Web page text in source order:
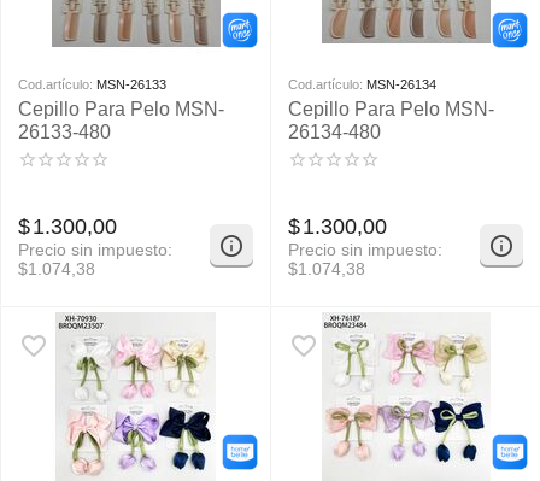
Cod.artículo: MSN-26133
Cepillo Para Pelo MSN-
26133-480
$1.300,00
Precio sin impuesto:
$1.074,38
Cod.artículo: MSN-26134
Cepillo Para Pelo MSN-
26134-480
$1.300,00
Precio sin impuesto:
$1.074,38